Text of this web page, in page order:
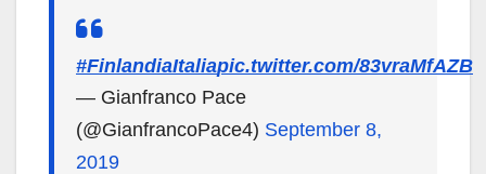
#FinlandiaItaliapic.twitter.com/83vraMfAZB
— Gianfranco Pace
(@GianfrancoPace4) September 8,
2019